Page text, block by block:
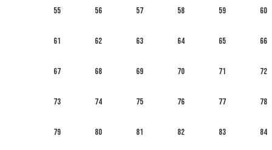
55 56 57 58 59 60
61 62 63 64 65 66
67 68 69 70 71 72
73 74 75 76 77 78
79 80 81 82 83 84